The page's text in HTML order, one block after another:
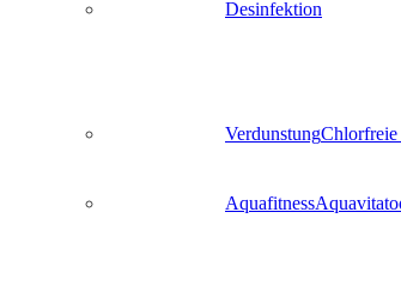
Desinfektion
VerdunstungChlorfreie
Aquafitness